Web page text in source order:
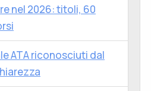
nel 2026: titoli, 60
ATA riconosciuti dal